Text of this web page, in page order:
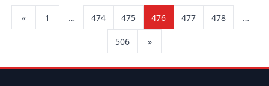
pagination
« 1 … 474 475 476 477 478 …
506 »